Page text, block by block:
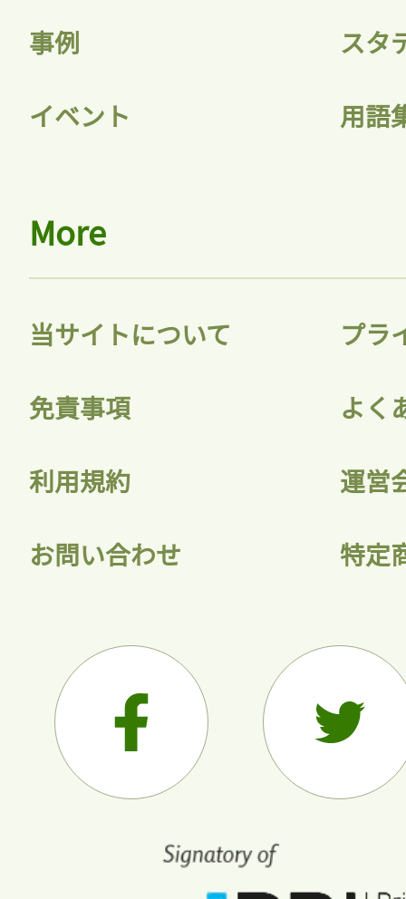
事例 スタ
イベント 用語
More
当サイトについて プラ
免責事項 よく
利用規約 運営
お問い合わせ 特定